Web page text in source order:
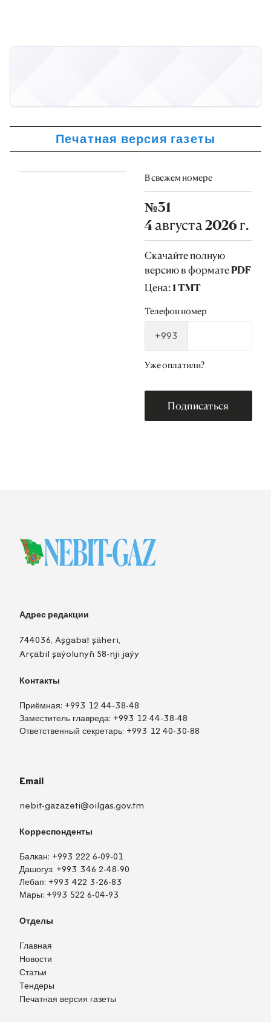
Печатная версия газеты
В свежем номере
№31
4 августа 2026 г.
Скачайте полную
версию в формате PDF
Цена: 1 TMT
Телефон номер
+993
Уже оплатили?
Подписаться
Адрес редакции
744036, Aşgabat şäheri,
Arçabil şaýolunyň 58-nji jaýy
Контакты
Приёмная: +993 12 44-38-48
Заместитель главреда: +993 12 44-38-48
Ответственный секретарь: +993 12 40-30-88
Email
nebit-gazazeti@oilgas.gov.tm
Корреспонденты
Балкан: +993 222 6-09-01
Дашогуз: +993 346 2-48-90
Лебап: +993 422 3-26-83
Мары: +993 522 6-04-93
Отделы
Главная
Новости
Статьи
Тендеры
Печатная версия газеты